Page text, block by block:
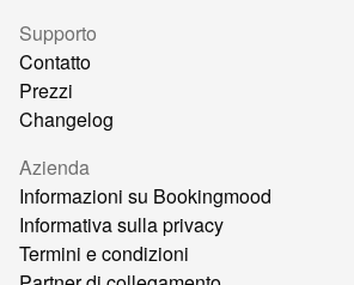
Supporto
Contatto
Prezzi
Changelog
Azienda
Informazioni su Bookingmood
Informativa sulla privacy
Termini e condizioni